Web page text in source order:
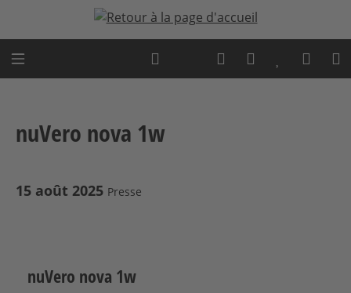
Passer au contenu principal
Expert advice
nuVero nova 1w
15 août 2025 Presse
nuVero nova 1w